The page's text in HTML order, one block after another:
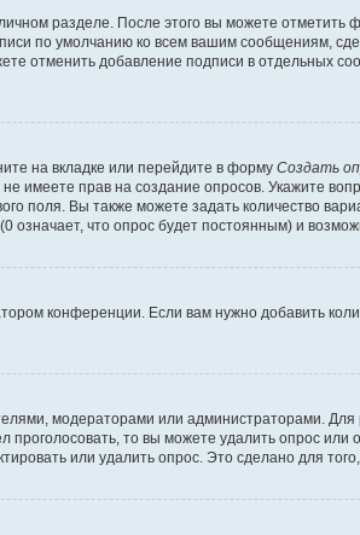
разделе. После этого вы можете отметить
по умолчанию ко всем вашим сообщениям,
отменить добавление подписи в отдельных
на вкладке или перейдите в форму Создать
имеете прав на создание опросов. Укажите
поля. Вы также можете задать количество
что опрос будет постоянным) и
конференции. Если вам нужно добавить
модераторами или администраторами.
то вы можете удалить опрос
или удалить опрос. Это сделано для